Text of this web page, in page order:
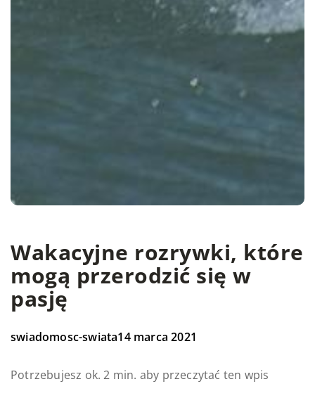
Wakacyjne rozrywki, które
mogą przerodzić się w
pasję
swiadomosc-swiata14 marca 2021
Potrzebujesz ok. 2 min. aby przeczytać ten wpis